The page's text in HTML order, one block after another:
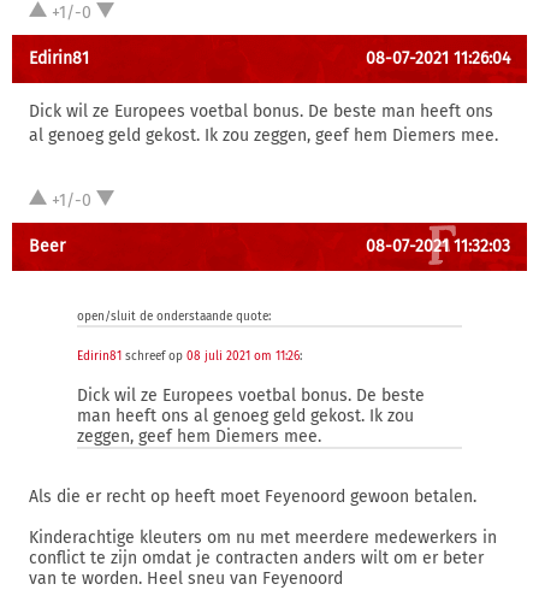
+1/-0
Edirin81 08-07-2021 11:26:04
Dick wil ze Europees voetbal bonus. De beste man heeft ons
al genoeg geld gekost. Ik zou zeggen, geef hem Diemers mee.
+1/-0
Beer 08-07-2021 11:32:03
open/sluit de onderstaande quote:
Edirin81 schreef op 08 juli 2021 om 11:26:
Dick wil ze Europees voetbal bonus. De beste
man heeft ons al genoeg geld gekost. Ik zou
zeggen, geef hem Diemers mee.
Als die er recht op heeft moet Feyenoord gewoon betalen.
Kinderachtige kleuters om nu met meerdere medewerkers in
conflict te zijn omdat je contracten anders wilt om er beter
van te worden. Heel sneu van Feyenoord